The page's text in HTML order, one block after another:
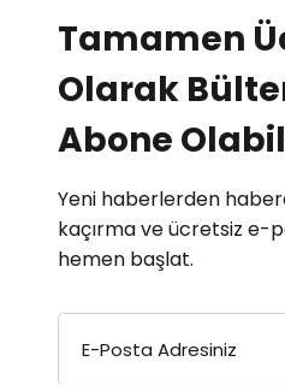
Tamamen
Olarak
Abone
Yeni haberlerden
kaçırma ve ücretsiz e-
hemen başlat.
E-Posta Adresiniz